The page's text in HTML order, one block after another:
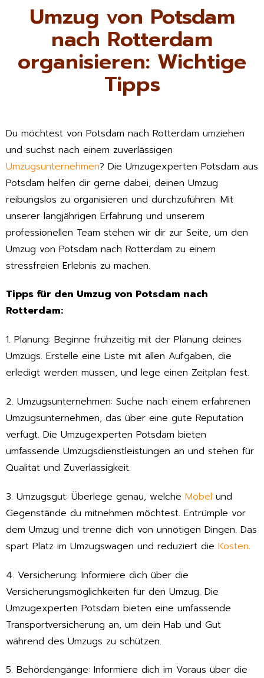
Umzug von Potsdam
nach Rotterdam
organisieren: Wichtige
Tipps
Du möchtest von Potsdam nach Rotterdam umziehen
und suchst nach einem zuverlässigen
Umzugsunternehmen? Die Umzugexperten Potsdam aus
Potsdam helfen dir gerne dabei, deinen Umzug
reibungslos zu organisieren und durchzuführen. Mit
unserer langjährigen Erfahrung und unserem
professionellen Team stehen wir dir zur Seite, um den
Umzug von Potsdam nach Rotterdam zu einem
stressfreien Erlebnis zu machen.
Tipps für den Umzug von Potsdam nach
Rotterdam:
1. Planung: Beginne frühzeitig mit der Planung deines
Umzugs. Erstelle eine Liste mit allen Aufgaben, die
erledigt werden müssen, und lege einen Zeitplan fest.
2. Umzugsunternehmen: Suche nach einem erfahrenen
Umzugsunternehmen, das über eine gute Reputation
verfügt. Die Umzugexperten Potsdam bieten
umfassende Umzugsdienstleistungen an und stehen für
Qualität und Zuverlässigkeit.
3. Umzugsgut: Überlege genau, welche Möbel und
Gegenstände du mitnehmen möchtest. Entrümple vor
dem Umzug und trenne dich von unnötigen Dingen. Das
spart Platz im Umzugswagen und reduziert die Kosten.
4. Versicherung: Informiere dich über die
Versicherungsmöglichkeiten für den Umzug. Die
Umzugexperten Potsdam bieten eine umfassende
Transportversicherung an, um dein Hab und Gut
während des Umzugs zu schützen.
5. Behördengänge: Informiere dich im Voraus über die